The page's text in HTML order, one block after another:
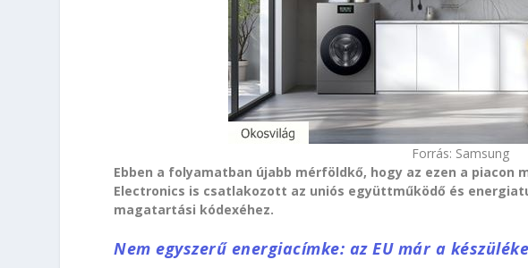
Forrás: Samsung
Ebben a folyamatban újabb mérföldkő, hogy az ezen a piacon
Electronics is csatlakozott az uniós együttműködő és
magatartási kódexéhez.
Nem egyszerű energiacímke: az EU már a